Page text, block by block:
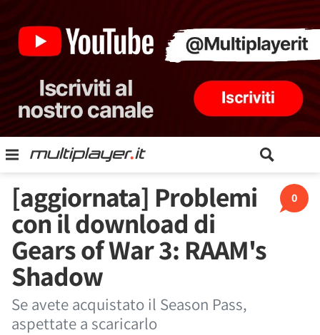
0
[aggiornata] Problemi
con il download di
Gears of War 3: RAAM's
Shadow
Se avete acquistato il Season Pass,
aspettate a scaricarlo